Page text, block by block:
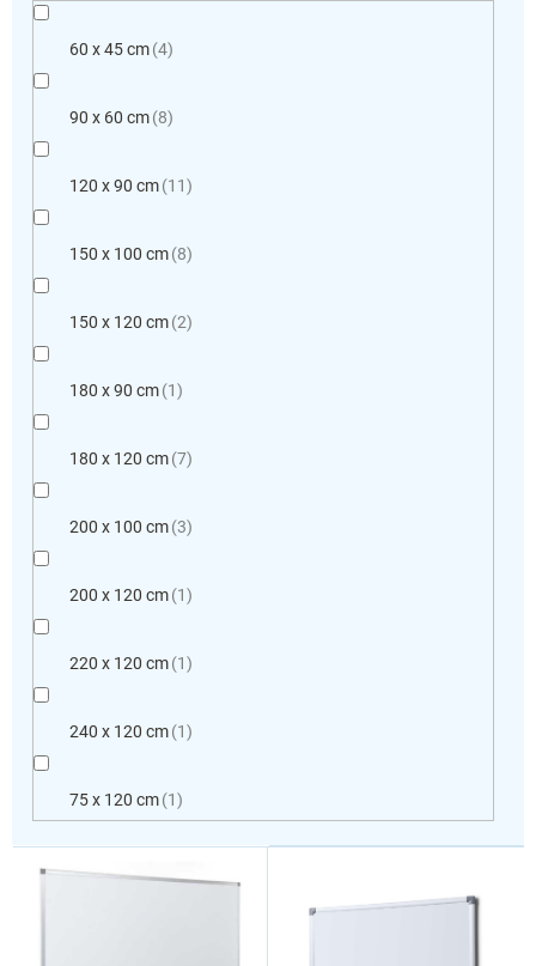
60 x 45 cm 4
90 x 60 cm 8
120 x 90 cm 11
150 x 100 cm 8
150 x 120 cm 2
180 x 90 cm 1
180 x 120 cm 7
200 x 100 cm 3
200 x 120 cm 1
220 x 120 cm 1
240 x 120 cm 1
75 x 120 cm 1
V